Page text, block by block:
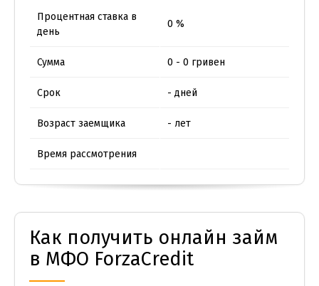
Процентная ставка в
день
0 %
Сумма 0 - 0 гривен
Срок - дней
Возраст заемщика - лет
Время рассмотрения
Как получить онлайн займ
в МФО ForzaCredit